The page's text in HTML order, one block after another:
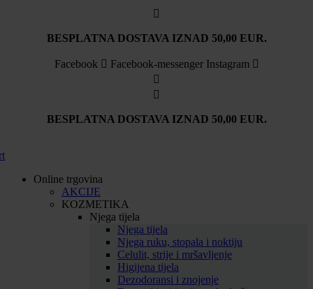
BESPLATNA DOSTAVA IZNAD 50,00 EUR.
Facebook Facebook-messenger Instagram
BESPLATNA DOSTAVA IZNAD 50,00 EUR.
Online trgovina
AKCIJE
KOZMETIKA
Njega tijela
Njega tijela
Njega ruku, stopala i noktiju
Celulit, strije i mršavljenje
Higijena tijela
Dezodoransi i znojenje